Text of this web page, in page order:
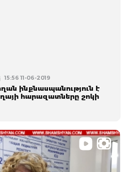
15:56 11-06-2019
ինքնասպանություն է
հարազատները շոկի